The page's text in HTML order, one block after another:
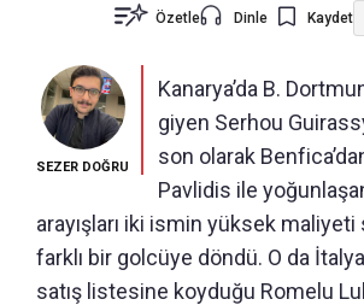
Özetle Dinle Kaydet
SEZER DOĞRU
Kanarya’da B.
giyen Serhou
son olarak
Pavlidis ile
arayışları iki ismin yüksek
farklı bir golcüye döndü. O da
satış listesine koyduğu Romelu